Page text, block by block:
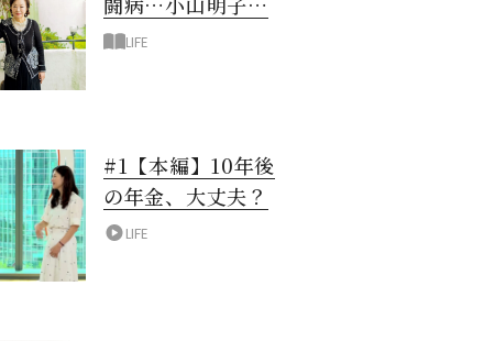
ん「今満たされて
LIFE
#1【本編】10年後
の年金、大丈夫？
LIFE